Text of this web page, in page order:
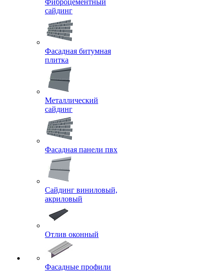
Фиброцементный
сайдинг
Фасадная битумная
плитка
Металлический
сайдинг
Фасадная панели пвх
Сайдинг виниловый,
акриловый
Отлив оконный
Фасадные профили